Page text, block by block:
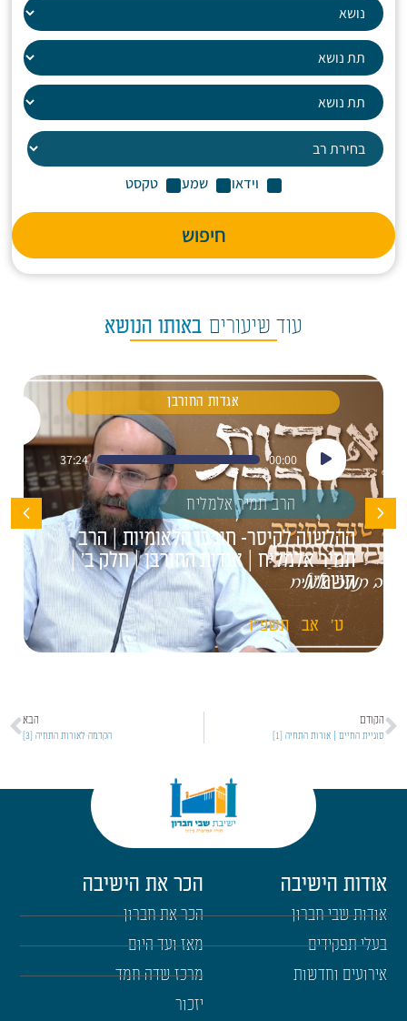
וידאו שמע טקסט
חיפוש
עוד שיעורים באותו הנושא
אגדות החורבן
נגן
אודיו
00:00
37:24
הרב תמיר אלמליח
ההלשנה לקיסר- חורבן הלאומיות | הרב
תמיר אלמליח | אגדות החורבן | חלק ב' |
תשפ"ו
ט' אב תשפ"ו
הקודם
סוגיית החיים | אורות התחיה [1]
הבא
הקדמה לאורות התחיה [3]
אודות הישיבה
אודות שבי חברון
בעלי תפקידים
אירועים וחדשות
הכר את הישיבה
הכר את חברון
מאז ועד היום
מרכז שדה חמד
יזכור